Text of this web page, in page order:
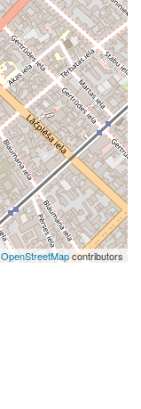
OpenStreetMapcontributors